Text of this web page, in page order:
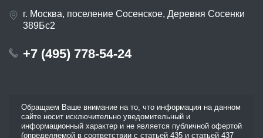
г. Москва, поселение Сосенское, Деревня Сосенки
389Бс2
+7 (495) 778-54-24
Обращаем Ваше внимание на то, что информация на данном
сайте носит исключительно уведомительный и
информационный характер и не является публичной офертой
(определяемой в соответствии с статьей 435 и статьей 437